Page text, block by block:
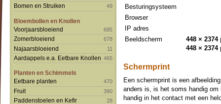
Bomen en Struiken 49
Bloembollen en Knollen
Voorjaarsbloeiend
685
Zomerbloeiend 678
Najaarsbloeiend 11
Aardappels e.a. Eetbare Knollen 465
Planten en Schimmels
Eetbare planten
470
Fruit 390
Paddenstoelen en Kefir 28
Besturingsysteem
Browser
IP adres
Beeldscherm
448 × 2374
448 × 2374
Schermprint
Een schermprint is een
anders is, is het soms handig
handig in het contact met een